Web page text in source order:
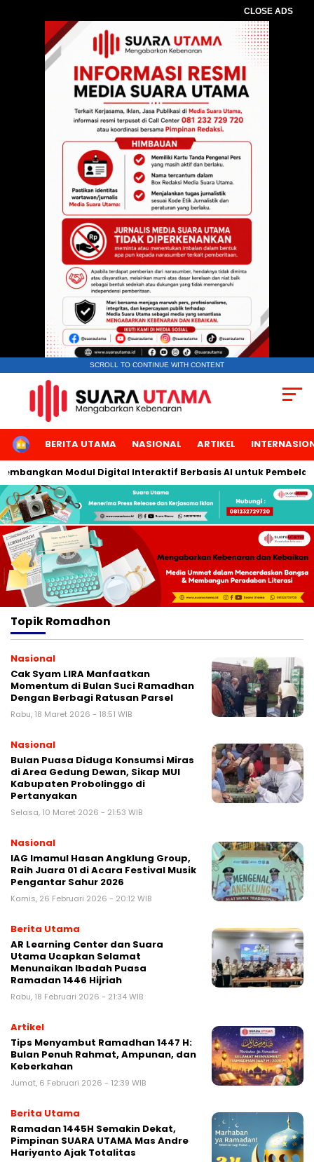
CLOSE ADS
SCROLL TO CONTINUE WITH CONTENT
HOMEBERITA UTAMA NASIONAL ARTIKEL
Modul Digital Interaktif Berbasis AI untuk
TopikRomadhon
Nasional
Cak Syam LIRA Manfaatkan
Momentum di Bulan Suci Ramadhan
Dengan Berbagi Ratusan Parsel
Rabu, 18 Maret 2026 - 18:51 WIB
Nasional
Bulan Puasa Diduga Konsumsi Miras
di Area Gedung Dewan, Sikap MUI
Kabupaten Probolinggo di
Pertanyakan
Selasa, 10 Maret 2026 - 21:53 WIB
Nasional
IAG Imamul Hasan Angklung Group,
Raih Juara 01 di Acara Festival Musik
Pengantar Sahur 2026
Kamis, 26 Februari 2026 - 20:12 WIB
Berita Utama
AR Learning Center dan Suara
Utama Ucapkan Selamat
Menunaikan Ibadah Puasa
Ramadan 1446 Hijriah
Rabu, 18 Februari 2026 - 21:34 WIB
Artikel
Tips Menyambut Ramadhan 1447 H:
Bulan Penuh Rahmat, Ampunan, dan
Keberkahan
Jumat, 6 Februari 2026 - 12:39 WIB
Berita Utama
Ramadan 1445H Semakin Dekat,
Pimpinan SUARA UTAMA Mas Andre
Hariyanto Ajak Totalitas